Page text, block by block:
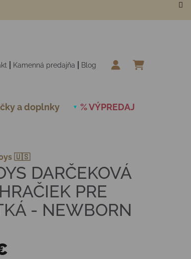
Kamenná predajňa Blog
a doplnky % VÝPREDAJ
DARČEKOVÁ
PRE
- NEWBORN
🇺🇸